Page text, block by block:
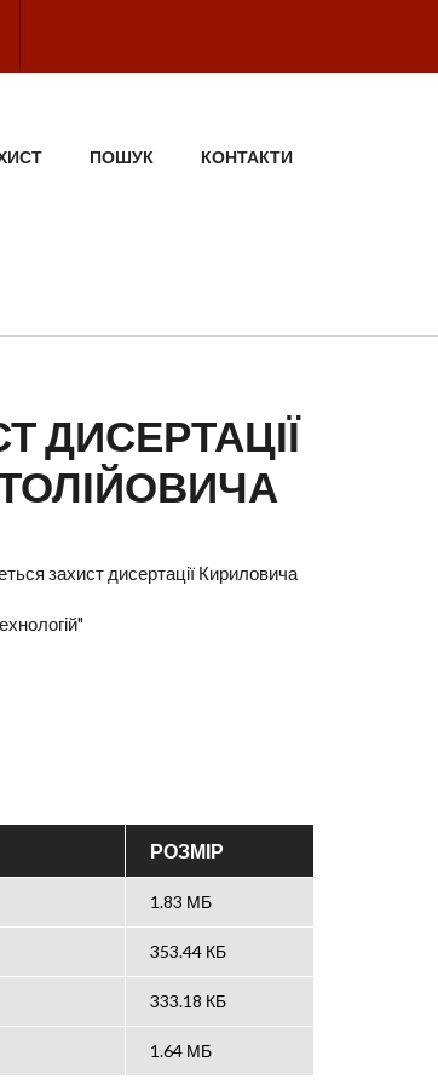
ПОШУК КОНТАКТИ
ДИСЕРТАЦІЇ
захист дисертації Кириловича
РОЗМІР
1.83 МБ
353.44 КБ
333.18 КБ
1.64 МБ